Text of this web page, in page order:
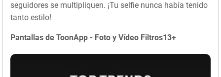
seguidores se multipliquen. ¡Tu selfie nunca había tenido
tanto estilo!
Pantallas de ToonApp - Foto y Vídeo Filtros13+